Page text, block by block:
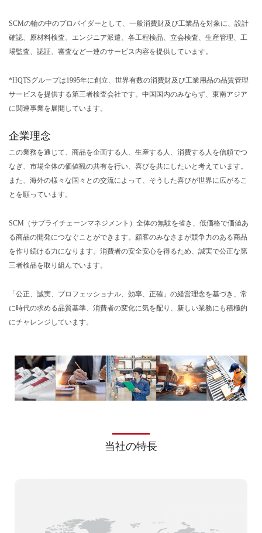
SCMの輪の中のプロバイダーとして、一般消費財及び工業品を対象に、設計
確認、原材料検査、エンジニア派遣、各工程検品、立会検査、生産管理、工
場監査、認証、審査など一連のサービス内容を提供しています。
*HQTSグループは1995年に創立、世界有数の消費財及び工業用品の品質管理
サービスを提供する第三者検査会社です。中国国内のみならず、東南アジア
に関連事業を展開しています。
企業理念
この業務を通じて、商品を企画する人、生産する人、消費する人を信頼でつ
なぎ、市場全体の価値観の共有を行い、喜びを共にしたいと考えています。
また、海外の様々な国々との交流によって、そうした喜びが世界に広がるこ
とを願っています。
SCM（サプライチェーンマネジメント）全体の無駄を省き、低価格で価値あ
る商品の開発につなぐことができます。顧客のみなさまが競争力のある商品
を作り続ける力になります。消費者の安全安心を得るため、誠実で公正な第
三者検品を取り組んでいます。
「公正、誠実、プロフェッショナル、効率、正確」の経営理念を基づき、常
に時代の求める品質基準、消費者の変化に気を配り、新しい業務にも積極的
にチャレンジしています。
当社の特長